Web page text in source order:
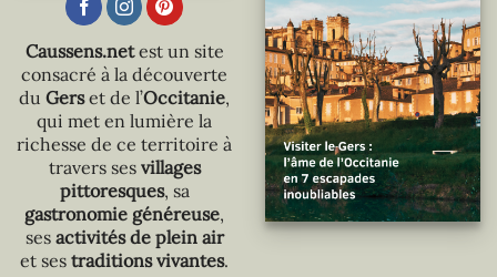
Caussens.netest un site
consacré à la découverte
du Gerset de l’Occitanie,
qui met en lumière la
richesse de ce territoire à
travers ses villages
pittoresques, sa
gastronomie généreuse,
ses activités de plein air
et ses traditions vivantes.